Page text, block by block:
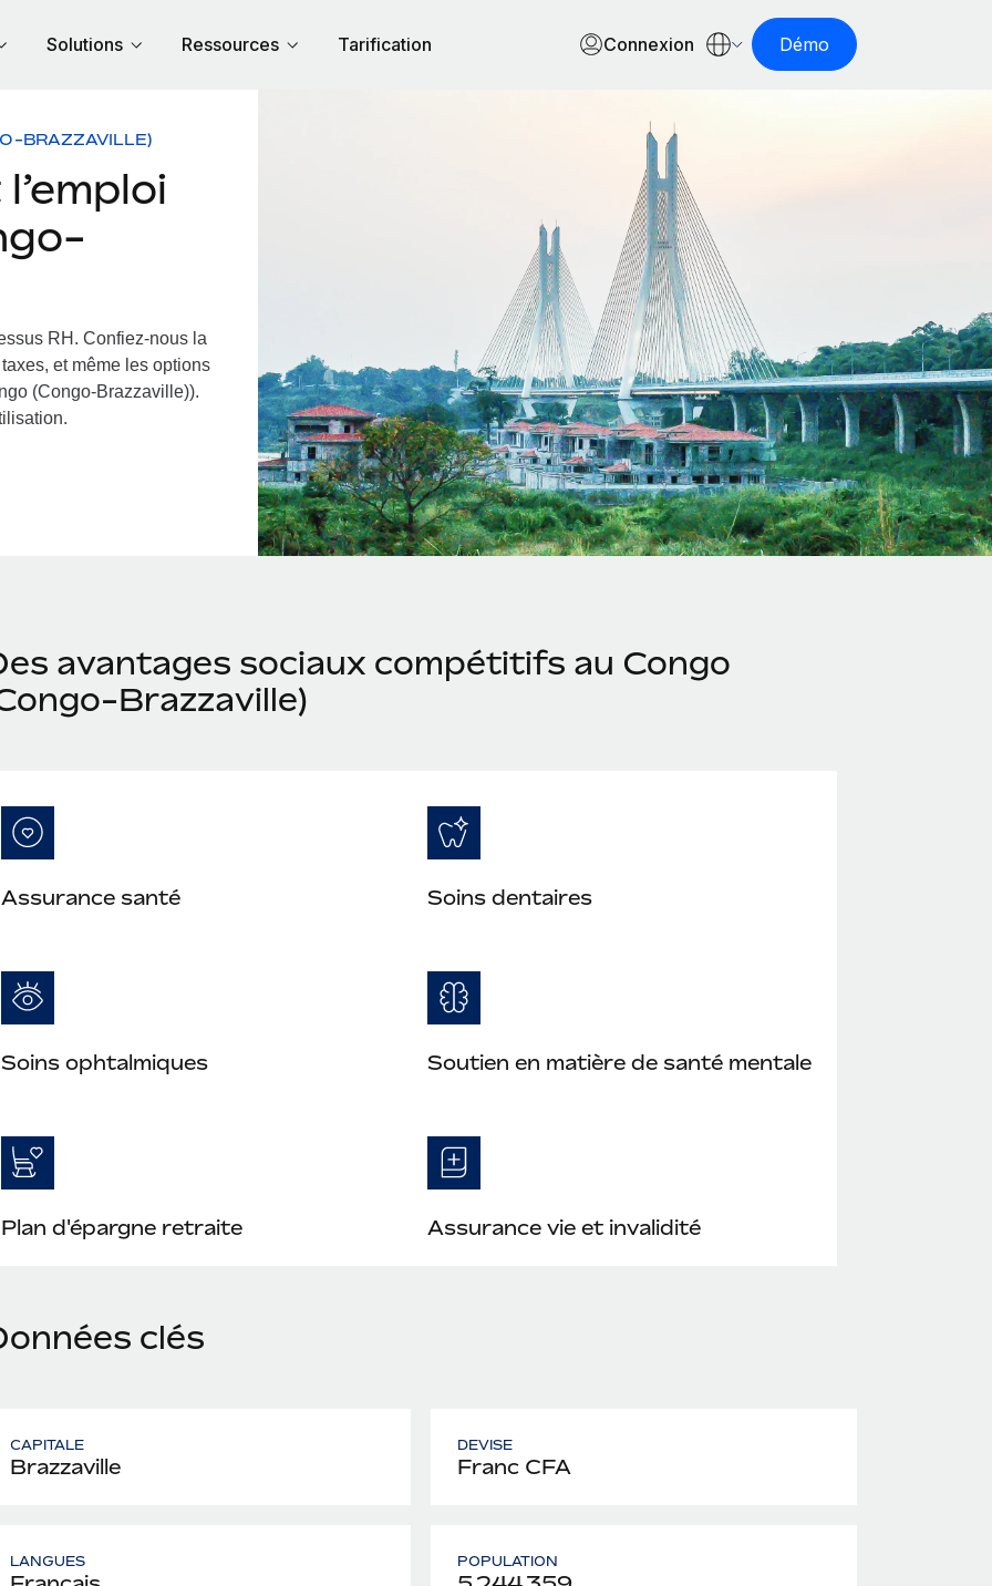
Solutions Ressources Tarification Connexion Démo
BRAZZAVILLE)
RH. Confiez-nous la
et même les options
(Congo-Brazzaville)).
avantages sociaux compétitifs au Congo
Brazzaville)
Assurance santé Soins dentaires
Soins ophtalmiques Soutien en matière de santé mentale
Plan d'épargne retraite Assurance vie et invalidité
clés
CAPITALE
Brazzaville
DEVISE
Franc CFA
LANGUES POPULATION